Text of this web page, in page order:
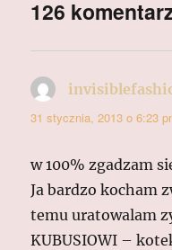
126
31 stycznia, 2013 o 6:23
w 100% zgadzam
Ja bardzo kocham
temu uratowalam
KUBUSIOWI –